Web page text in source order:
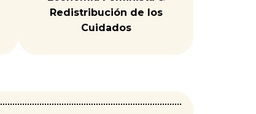
Redistribución de los
Cuidados